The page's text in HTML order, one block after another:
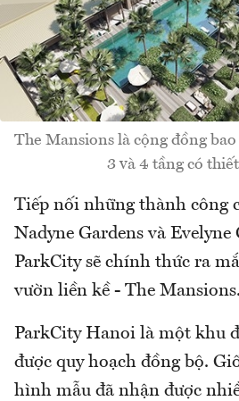
The Mansions là cộng đồng
3 và 4 tầng có
Tiếp nối những thành công
Nadyne Gardens và Evelyne
ParkCity sẽ chính thức ra
vườn liền kề - The Mansions.
ParkCity Hanoi là một khu
được quy hoạch đồng bộ.
hình mẫu đã nhận được